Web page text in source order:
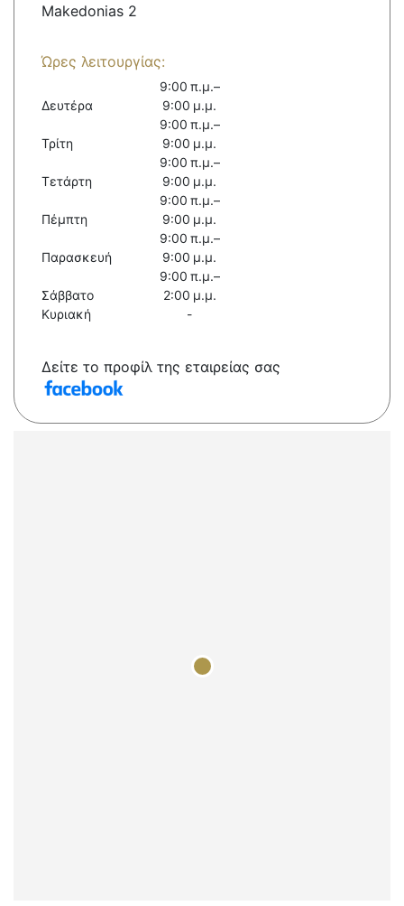
Makedonias 2
Ώρες λειτουργίας:
Δευτέρα
9:00 π.μ.–
9:00 μ.μ.
Τρίτη
9:00 π.μ.–
9:00 μ.μ.
Τετάρτη
9:00 π.μ.–
9:00 μ.μ.
Πέμπτη
9:00 π.μ.–
9:00 μ.μ.
Παρασκευή
9:00 π.μ.–
9:00 μ.μ.
Σάββατο
9:00 π.μ.–
2:00 μ.μ.
Κυριακή
-
Δείτε το προφίλ της εταιρείας σας